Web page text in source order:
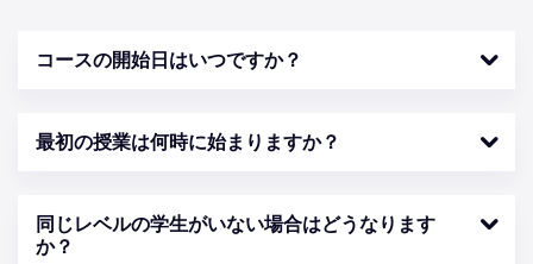
コースの開始日はいつですか？
最初の授業は何時に始まりますか？
同じレベルの学生がいない場合はどうなります
か？